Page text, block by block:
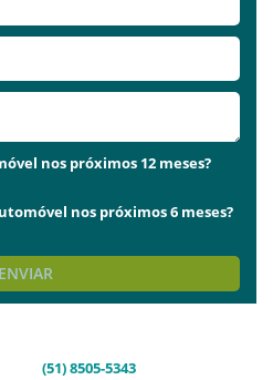
nos próximos 12 meses?
nos próximos 6 meses?
ENVIAR
(51) 8505-5343